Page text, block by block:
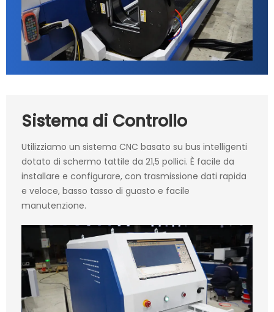
Sistema di Controllo
Utilizziamo un sistema CNC basato su bus intelligenti
dotato di schermo tattile da 21,5 pollici. È facile da
installare e configurare, con trasmissione dati rapida
e veloce, basso tasso di guasto e facile
manutenzione.